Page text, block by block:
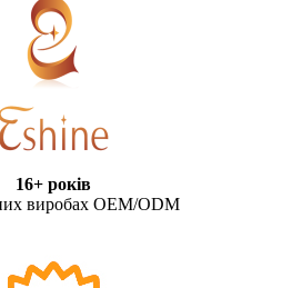
16+ років
виробах OEM/ODM